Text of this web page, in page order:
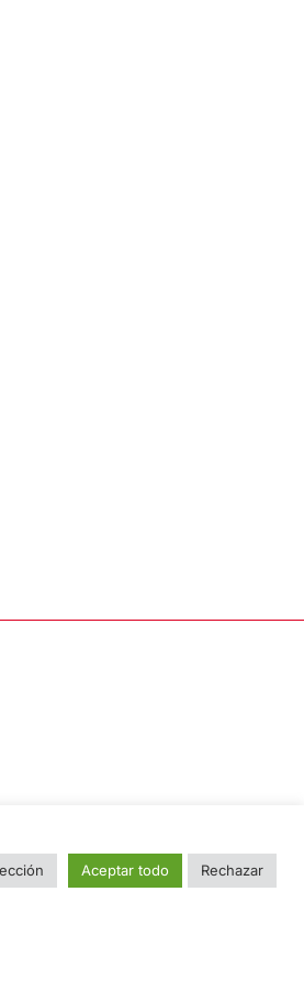
Nombre
Aceptar todo Rechazar